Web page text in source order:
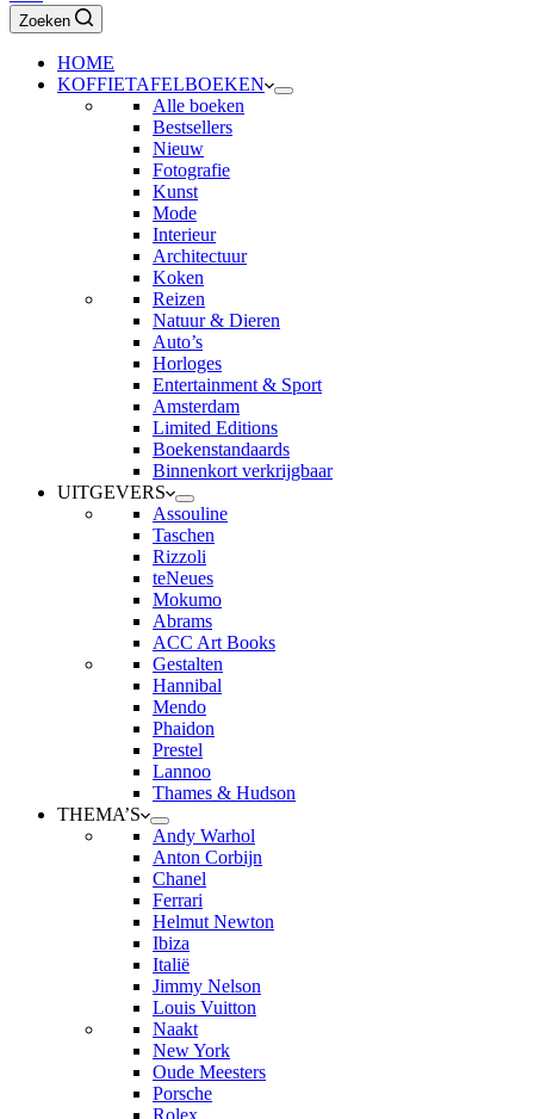
Zoeken
HOME
KOFFIETAFELBOEKEN
Alle boeken
Bestsellers
Nieuw
Fotografie
Kunst
Mode
Interieur
Architectuur
Koken
Reizen
Natuur & Dieren
Auto’s
Horloges
Entertainment & Sport
Amsterdam
Limited Editions
Boekenstandaards
Binnenkort verkrijgbaar
UITGEVERS
Assouline
Taschen
Rizzoli
teNeues
Mokumo
Abrams
ACC Art Books
Gestalten
Hannibal
Mendo
Phaidon
Prestel
Lannoo
Thames & Hudson
THEMA’S
Andy Warhol
Anton Corbijn
Chanel
Ferrari
Helmut Newton
Ibiza
Italië
Jimmy Nelson
Louis Vuitton
Naakt
New York
Oude Meesters
Porsche
Rolex